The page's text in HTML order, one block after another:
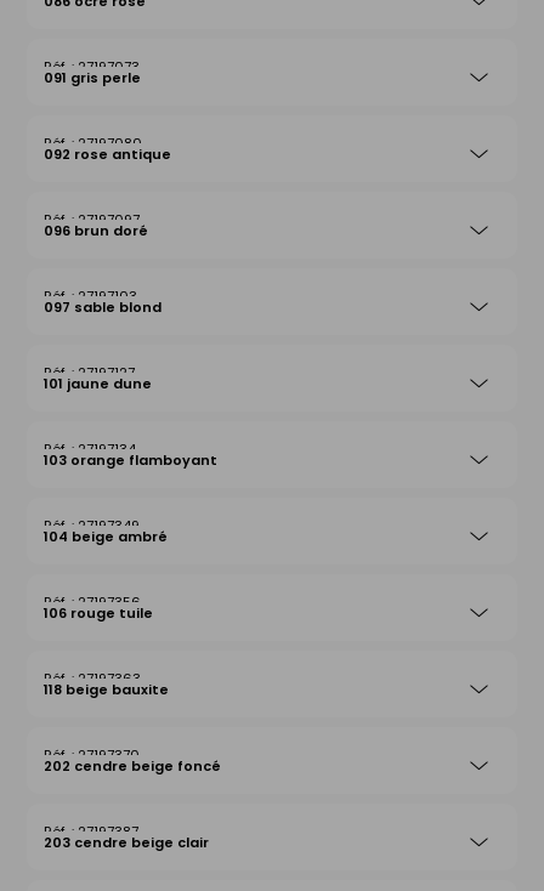
27197073
091 gris perle
27197080
092 rose antique
27197097
096 brun doré
27197103
097 sable blond
27197127
101 jaune dune
27197134
103 orange flamboyant
27197349
104 beige ambré
27197356
106 rouge tuile
27197363
118 beige bauxite
27197370
202 cendre beige foncé
27197387
203 cendre beige clair